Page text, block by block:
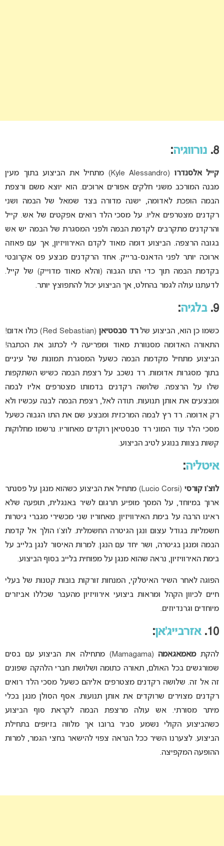
8. נורווגיה:
קייל אלסנדרו
(Kyle Alessandro) מתחיל את הביצוע בתוך מעין
מבנה המורכב משני חלקים אפורים ארוכים. הוא יוצא משם ורצפת
הבמה הופכת לאדומה, ישנה מדורה בצד שמאל של הבמה ושני
רקדנים מצטרפים אליו. על מסכי הלד רואים אפקטים של אש. קייל
והרקדנים מתקרבים לקדמת הבמה ולפני המסגרת של הבמה יש אש
בגובה הרצפה. הביצוע דומה מאוד לקדם האירוויזיון, אך עם פאוזה
ארוכה יותר לפני הדאנס-ברייק. אחד הרקדנים מבצע פס אקרובטי
בקדמת הבמה תוך כדי התו הגבוה (והלא מאוד מדוייק) של קייל.
לדעתנו עולה לגמר בהחלט, אך הביצוע יכול להתפוצץ יותר.
9. בלגיה:
כשמו כן הוא, הביצוע שלרד סבסטיאן
(Red Sebastian) כולו אדום!
התאורה האדומה מסנוורת מאוד ומפריעה לי לכתוב את הכתבה!
הביצוע מתחיל מקדמת הבמה כשעל המסגרת תמונות של עיניים
בתוך מסגרות אדומות. רד נשכב על רצפת הבמה כשיש השתקפות
שלו על הרצפה. שלושה רקדנים בדמותו מצטרפים אליו לבמה
ומבצעים את אותן תנועות. תודה לאל, רצפת הבמה לבנה עכשיו ולא
רק אדומה. רד רץ לבמה המרכזית ומבצע שם את התו הגבוה כשעל
מסכי הלד עוד המוני רד סבסטיאן רוקדים מאחוריו. נרשמו מחלוקות
קשות בצוות בנוגע לטיב הביצוע.
איטליה:
לוצ’ו קורסי
(Lucio Corsi) מתחיל את הביצוע כשהוא מנגן על פסנתר
ארוך במיוחד, על המסך מופיע תרגום לשיר באנגלית, תופעה שלא
ראינו הרבה על בימת האירוויזיון. מאחוריו שני מכשירי מגברי גיטרות
חשמליות בגודל עצום ונגן הגיטרה החשמלית. לוצ’ו הולך אל קדמת
הבמה ומנגן בגיטרה, ושר יחד עם הנגן. למרות האיסור לנגן בלייב על
בימת האירוויזיון, נראה שהוא מנגן על מפוחית בלייב בסוף הביצוע.
הפוגה לאחר השיר האיטלקי, המנחות זורקות בובות קטנות של בעלי
חיים לכיוון הקהל ומראות ביצועי אירוויזיון מהעבר שכללו אביזרים
מיוחדים וגרנדיוזים.
10. אזרבייג’אן:
להקתמאמאגאמה
(Mamagama) מתחילה את הביצוע עם בסים
שמורגשים בכל האולם, תאורה כתומה ושלושת חברי הלהקה שפונים
זה אל זה. שלושה רקדנים מצטרפים אליהם כשעל מסכי הלד רואים
רקדנים מצוירים שרוקדים את אותן תנועות. אסף הסולן מנגן בכלי
מיתר מסורתי. אש עולה מרצפת הבמה לקראת סוף הביצוע
כשהביצוע הקולי נשמע סביר ברובו אך מלווה בזיופים בתחילת
הביצוע. לצערנו השיר ככל הנראה צפוי להישאר בחצי הגמר, למרות
ההופעה המקפיצה.